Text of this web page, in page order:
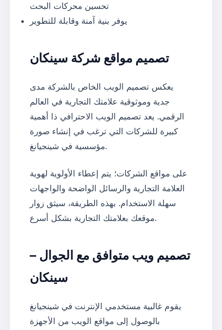
تحسين محركات البحث
يوفر بنية آمنة وقابلة للتطوير
تصميم مواقع شركة سينكان
يعكس تصميم الويب الخاص بالشركة مدى
جدية وموثوقية علامتك التجارية في العالم
الرقمي. يعد تصميم الويب الاحترافي ذا أهمية
كبيرة للشركات التي ترغب في إنشاء صورة
مؤسسية في شينجيانغ.
على مواقع الشركات؛ يتم إعطاء الأولوية لهوية
العلامة التجارية والرسائل الواضحة والواجهات
سهلة الاستخدام. بهذه الطريقة، سيثق زوار
موقعك بعلامتك التجارية بشكل أسرع.
تصميم ويب متوافق مع الجوال –
سينكان
يقوم غالبية مستخدمي الإنترنت في شينجيانغ
بالوصول إلى مواقع الويب من الأجهزة